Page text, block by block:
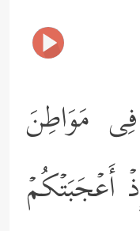
مَوَاطِنَ
أَعۡجَبَتۡكُمۡ